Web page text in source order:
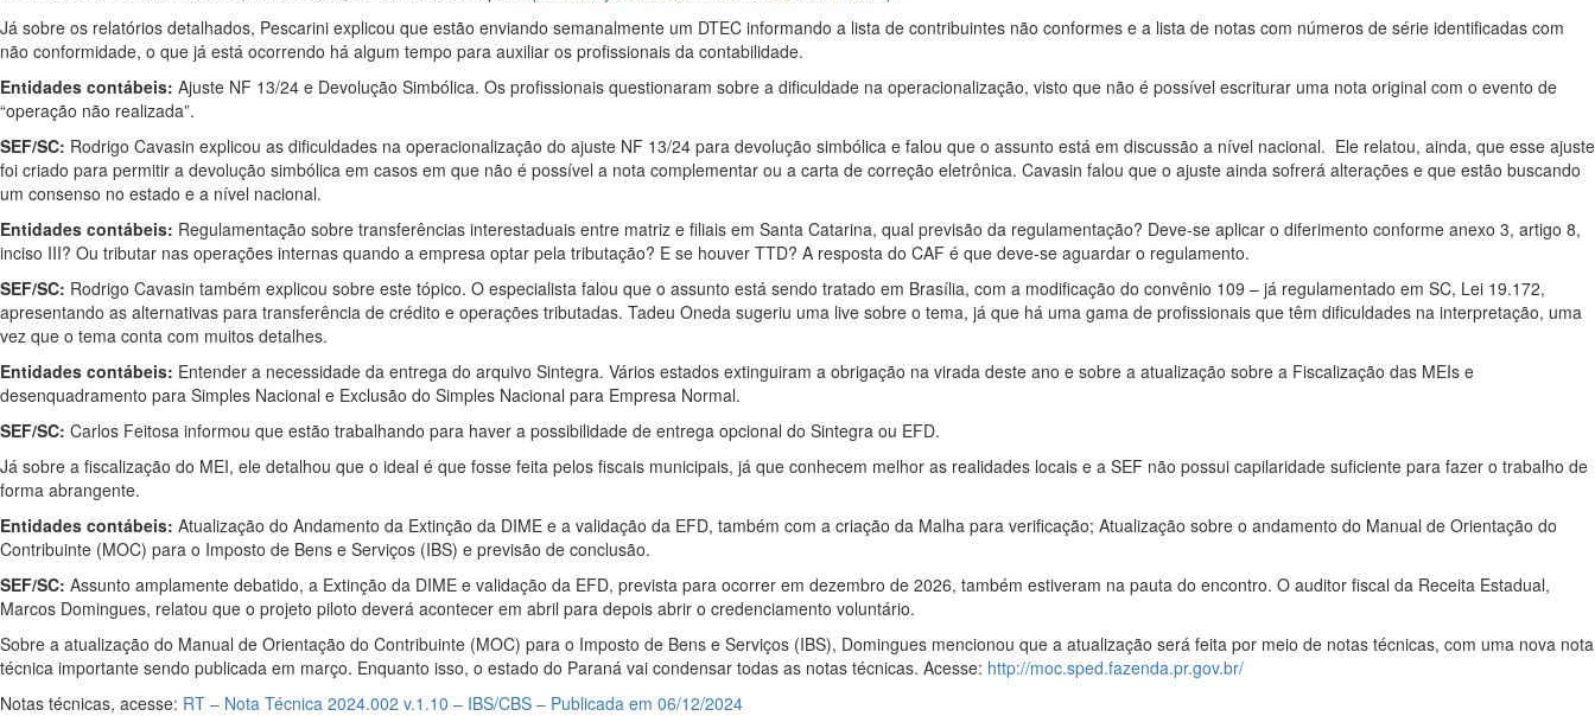
Já sobre os relatórios detalhados, Pescarini explicou que estão enviando semanalmente um DTEC informando a lista de contribuintes não conformes e a lista de notas com números de série identificadas com
não conformidade, o que já está ocorrendo há algum tempo para auxiliar os profissionais da contabilidade.
Entidades contábeis: Ajuste NF 13/24 e Devolução Simbólica. Os profissionais questionaram sobre a dificuldade na operacionalização, visto que não é possível escriturar uma nota original com o evento de
“operação não realizada”.
SEF/SC: Rodrigo Cavasin explicou as dificuldades na operacionalização do ajuste NF 13/24 para devolução simbólica e falou que o assunto está em discussão a nível nacional. Ele relatou, ainda, que esse ajuste
foi criado para permitir a devolução simbólica em casos em que não é possível a nota complementar ou a carta de correção eletrônica. Cavasin falou que o ajuste ainda sofrerá alterações e que estão buscando
um consenso no estado e a nível nacional.
Entidades contábeis: Regulamentação sobre transferências interestaduais entre matriz e filiais em Santa Catarina, qual previsão da regulamentação? Deve-se aplicar o diferimento conforme anexo 3, artigo 8,
inciso III? Ou tributar nas operações internas quando a empresa optar pela tributação? E se houver TTD? A resposta do CAF é que deve-se aguardar o regulamento.
SEF/SC: Rodrigo Cavasin também explicou sobre este tópico. O especialista falou que o assunto está sendo tratado em Brasília, com a modificação do convênio 109 – já regulamentado em SC, Lei 19.172,
apresentando as alternativas para transferência de crédito e operações tributadas. Tadeu Oneda sugeriu uma live sobre o tema, já que há uma gama de profissionais que têm dificuldades na interpretação, uma
vez que o tema conta com muitos detalhes.
Entidades contábeis: Entender a necessidade da entrega do arquivo Sintegra. Vários estados extinguiram a obrigação na virada deste ano e sobre a atualização sobre a Fiscalização das MEIs e
desenquadramento para Simples Nacional e Exclusão do Simples Nacional para Empresa Normal.
SEF/SC: Carlos Feitosa informou que estão trabalhando para haver a possibilidade de entrega opcional do Sintegra ou EFD.
Já sobre a fiscalização do MEI, ele detalhou que o ideal é que fosse feita pelos fiscais municipais, já que conhecem melhor as realidades locais e a SEF não possui capilaridade suficiente para fazer o trabalho de
forma abrangente.
Entidades contábeis: Atualização do Andamento da Extinção da DIME e a validação da EFD, também com a criação da Malha para verificação; Atualização sobre o andamento do Manual de Orientação do
Contribuinte (MOC) para o Imposto de Bens e Serviços (IBS) e previsão de conclusão.
SEF/SC: Assunto amplamente debatido, a Extinção da DIME e validação da EFD, prevista para ocorrer em dezembro de 2026, também estiveram na pauta do encontro. O auditor fiscal da Receita Estadual,
Marcos Domingues, relatou que o projeto piloto deverá acontecer em abril para depois abrir o credenciamento voluntário.
Sobre a atualização do Manual de Orientação do Contribuinte (MOC) para o Imposto de Bens e Serviços (IBS), Domingues mencionou que a atualização será feita por meio de notas técnicas, com uma nova nota
técnica importante sendo publicada em março. Enquanto isso, o estado do Paraná vai condensar todas as notas técnicas. Acesse: http://moc.sped.fazenda.pr.gov.br/
Notas técnicas, acesse: RT – Nota Técnica 2024.002 v.1.10 – IBS/CBS – Publicada em 06/12/2024